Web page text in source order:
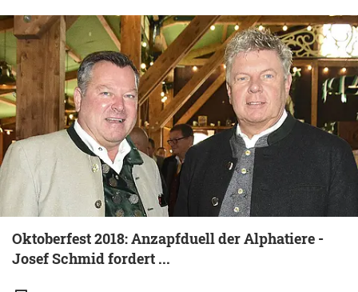
Oktoberfest 2018: Anzapfduell der Alphatiere -
Josef Schmid fordert ...